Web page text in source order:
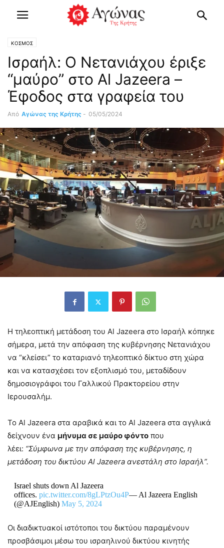
ΚΟΣΜΟΣ
Ισραήλ: Ο Νετανιάχου έριξε
“μαύρο” στο Al Jazeera –
Έφοδος στα γραφεία του
Από Αγώνας της Κρήτης - 05/05/2024
Η τηλεοπτική μετάδοση του Al Jazeera στο Ισραήλ κόπηκε
σήμερα, μετά την απόφαση της κυβέρνησης Νετανιάχου
να “κλείσει” το καταριανό τηλεοπτικό δίκτυο στη χώρα
και να κατασχέσει τον εξοπλισμό του, μεταδίδουν
δημοσιογράφοι του Γαλλικού Πρακτορείου στην
Ιερουσαλήμ.
Το Al Jazeera στα αραβικά και το Al Jazeera στα αγγλικά
δείχνουν ένα μήνυμα σε μαύρο φόντο που
λέει: “Σύμφωνα με την απόφαση της κυβέρνησης, η
μετάδοση του δικτύου Al Jazeera ανεστάλη στο Ισραήλ”.
Israel shuts down Al Jazeera
offices. pic.twitter.com/8gLPtzOu4P— Al Jazeera English
(@AJEnglish) May 5, 2024
Οι διαδικτυακοί ιστότοποι του δικτύου παραμένουν
προσβάσιμοι μέσω του ισραηλινού δικτύου κινητής